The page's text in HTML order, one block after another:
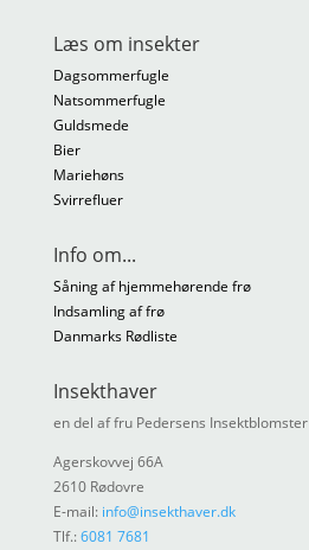
Læs om insekter
Dagsommerfugle
Natsommerfugle
Guldsmede
Bier
Mariehøns
Svirrefluer
Info om...
Såning af hjemmehørende frø
Indsamling af frø
Danmarks Rødliste
Insekthaver
en del af fru Pedersens Insektblomster
Agerskovvej 66A
2610 Rødovre
E-mail: info@insekthaver.dk
Tlf.:6081 7681